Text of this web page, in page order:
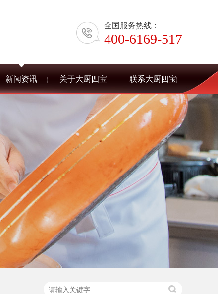
全国服务热线：
400-6169-517
新闻资讯 关于大厨四宝 联系大厨四宝